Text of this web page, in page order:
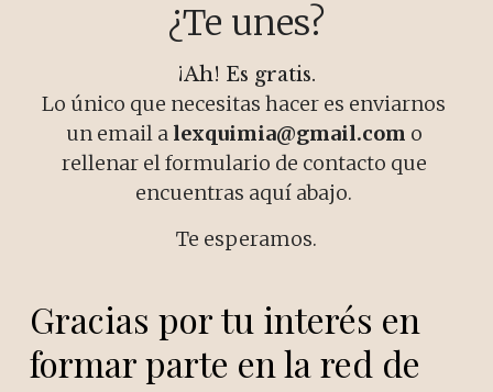
¿Te unes?
¡Ah! Es gratis.
Lo único que necesitas hacer es enviarnos
un email a lexquimia@gmail.com o
rellenar el formulario de contacto que
encuentras aquí abajo.
Te esperamos.